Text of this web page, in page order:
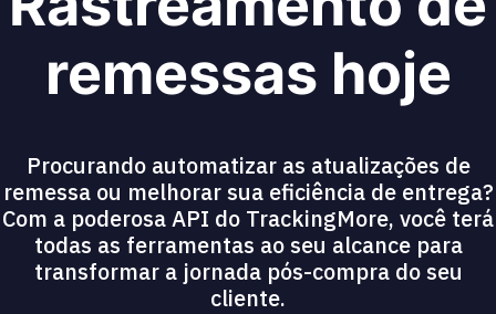
remessas hoje
Procurando automatizar as atualizações de
remessa ou melhorar sua eficiência de entrega?
Com a poderosa API do TrackingMore, você terá
todas as ferramentas ao seu alcance para
transformar a jornada pós-compra do seu
cliente.